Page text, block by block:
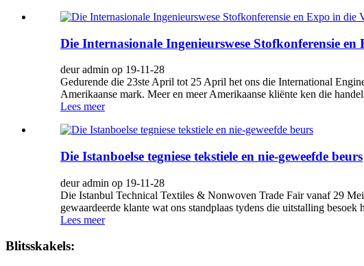
Die Internasionale Ingenieurswese Stofkonferensie
deur admin op 19-11-28
Gedurende die 23ste April tot 25 April het ons die International
Amerikaanse mark. Meer en meer Amerikaanse kliënte ken die
Lees meer
Die Istanboelse tegniese tekstiele en nie-geweefde beurs
deur admin op 19-11-28
Die Istanbul Technical Textiles & Nonwoven Trade Fair vanaf 29
gewaardeerde klante wat ons standplaas tydens die uitstalling
Lees meer
Blitsskakels: